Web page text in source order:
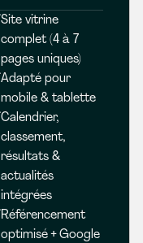
Site vitrine
complet (4 à 7
pages uniques)
Adapté pour
mobile & tablette
Calendrier,
classement,
résultats &
actualités
intégrées
Référencement
optimisé + Google